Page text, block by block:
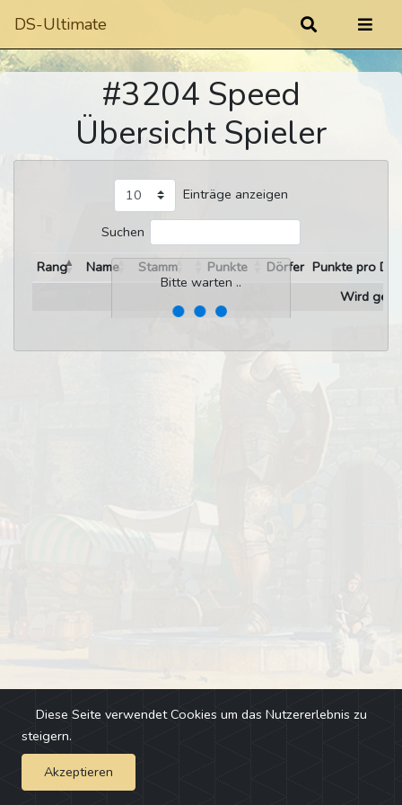
DS-Ultimate
#3204 Speed
Übersicht Spieler
Einträge anzeigen
Suchen
Bitte warten ..
Rang Name Stamm Punkte Dörfer Punkte pro
Wird
Impressum - Changelog
Diese Seite verwendet Cookies um das Nutzererlebnis zu
steigern.
Akzeptieren